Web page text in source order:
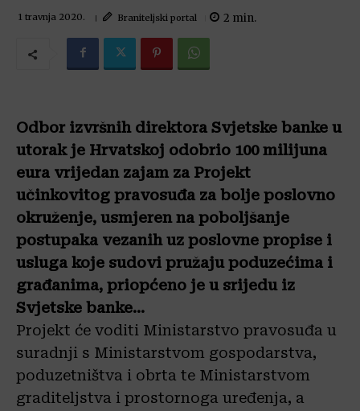
1 travnja 2020. Braniteljski portal 2 min.
Odbor izvršnih direktora Svjetske banke u
utorak je Hrvatskoj odobrio 100 milijuna
eura vrijedan zajam za Projekt
učinkovitog pravosuđa za bolje poslovno
okruženje, usmjeren na poboljšanje
postupaka vezanih uz poslovne propise i
usluga koje sudovi pružaju poduzećima i
građanima, priopćeno je u srijedu iz
Svjetske banke…
Projekt će voditi Ministarstvo pravosuđa u
suradnji s Ministarstvom gospodarstva,
poduzetništva i obrta te Ministarstvom
graditeljstva i prostornoga uređenja, a